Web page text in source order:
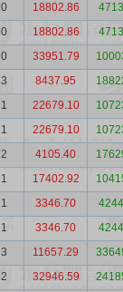
0 18802.86
0 18802.86
0 33951.79
3 8437.95
1 22679.10
1 22679.10
2 4105.40
1 17402.92
1 3346.70
1 3346.70
3 11657.29
2 32946.59